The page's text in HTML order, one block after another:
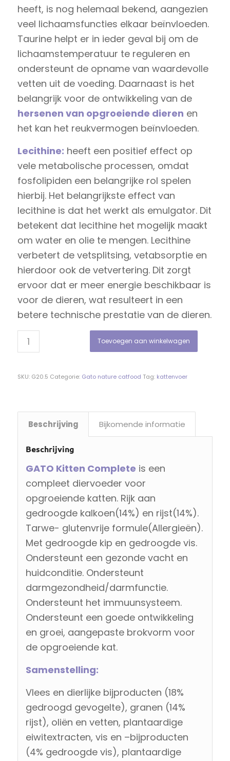
heeft, is nog helemaal bekend, aangezien
veel lichaamsfuncties elkaar beïnvloeden.
Taurine helpt er in ieder geval bij om de
lichaamstemperatuur te reguleren en
ondersteunt de opname van waardevolle
vetten uit de voeding. Daarnaast is het
belangrijk voor de ontwikkeling van de
hersenen van opgroeiende dieren en
het kan het reukvermogen beïnvloeden.
Lecithine: heeft een positief effect op
vele metabolische processen, omdat
fosfolipiden een belangrijke rol spelen
hierbij. Het belangrijkste effect van
lecithine is dat het werkt als emulgator. Dit
betekent dat lecithine het mogelijk maakt
om water en olie te mengen. Lecithine
verbetert de vetsplitsing, vetabsorptie en
hierdoor ook de vetvertering. Dit zorgt
ervoor dat er meer energie beschikbaar is
voor de dieren, wat resulteert in een
betere technische prestatie van de dieren.
Toevoegen aan winkelwagen
SKU: G20.5 Categorie: Gato nature catfood Tag: kattenvoer
Beschrijving Bijkomende informatie
Beschrijving
GATO Kitten Complete is een
compleet diervoeder voor
opgroeiende katten. Rijk aan
gedroogde kalkoen(14%) en rijst(14%).
Tarwe- glutenvrije formule(Allergieën).
Met gedroogde kip en gedroogde vis.
Ondersteunt een gezonde vacht en
huidconditie. Ondersteunt
darmgezondheid/darmfunctie.
Ondersteunt het immuunsysteem.
Ondersteunt een goede ontwikkeling
en groei, aangepaste brokvorm voor
de opgroeiende kat.
Samenstelling:
Vlees en dierlijke bijproducten (18%
gedroogd gevogelte), granen (14%
rijst), oliën en vetten, plantaardige
eiwitextracten, vis en –bijproducten
(4% gedroogde vis), plantaardige